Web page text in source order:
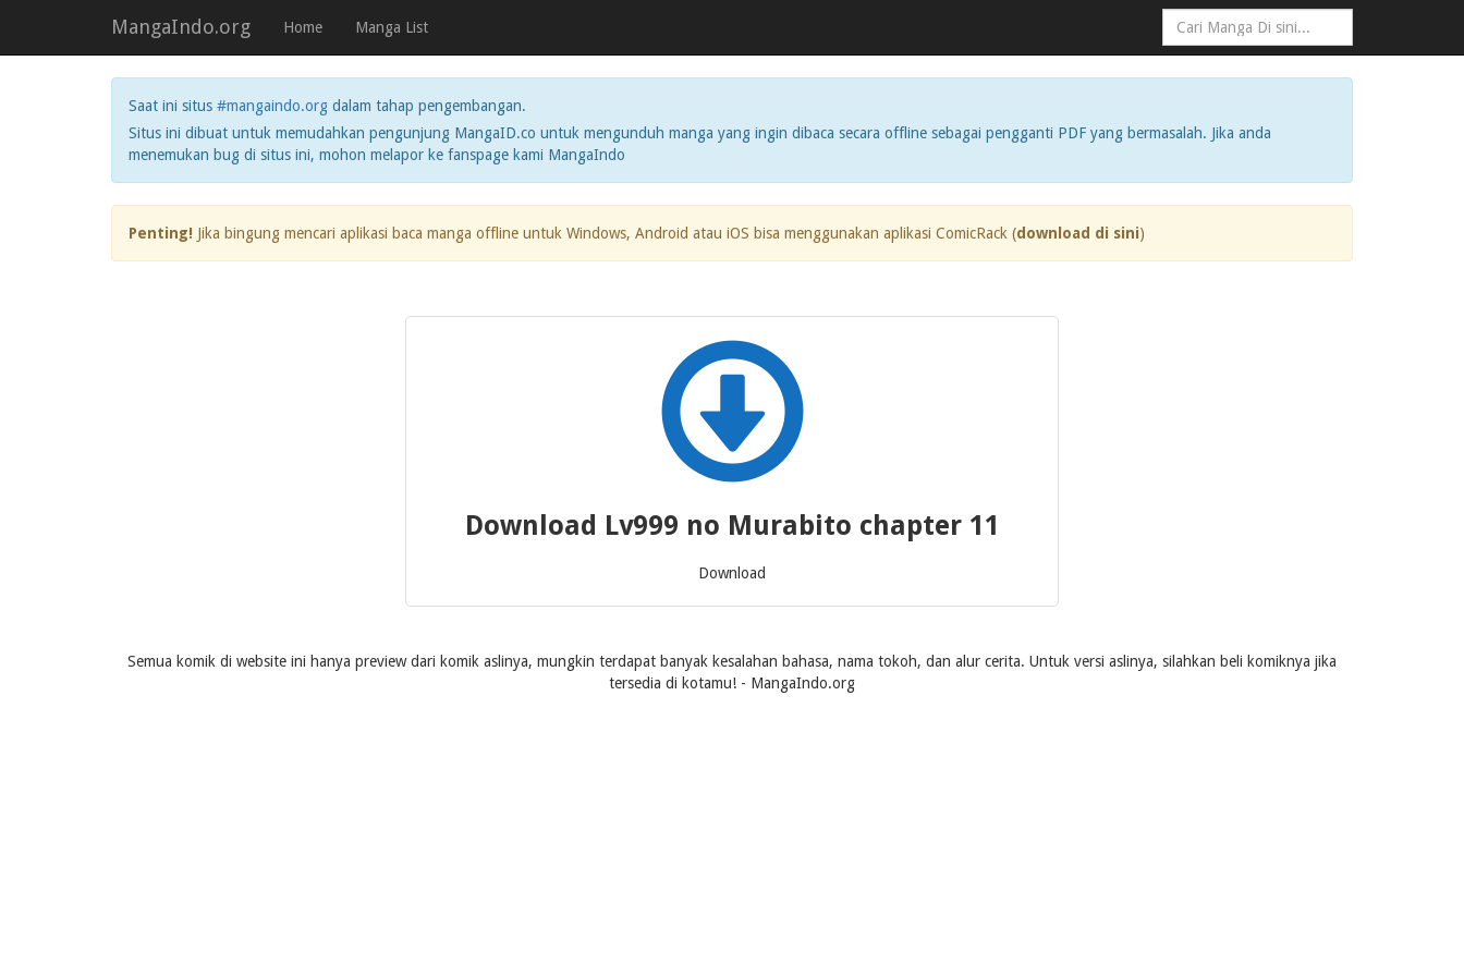
MangaIndo.org Home Manga List
Saat ini situs #mangaindo.org dalam tahap pengembangan.
Situs ini dibuat untuk memudahkan pengunjung MangaID.co untuk mengunduh manga yang ingin dibaca secara offline sebagai pengganti PDF yang bermasalah. Jika anda
menemukan bug di situs ini, mohon melapor ke fanspage kami MangaIndo
Penting! Jika bingung mencari aplikasi baca manga offline untuk Windows, Android atau iOS bisa menggunakan aplikasi ComicRack (download di sini)
Download Lv999 no Murabito chapter 11
Download
Semua komik di website ini hanya preview dari komik aslinya, mungkin terdapat banyak kesalahan bahasa, nama tokoh, dan alur cerita. Untuk versi aslinya, silahkan beli komiknya jika
tersedia di kotamu! - MangaIndo.org